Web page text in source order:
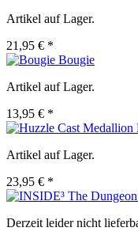
Artikel auf Lager.
21,95 € *
Bougie
Artikel auf Lager.
13,95 € *
Artikel auf Lager.
23,95 € *
Derzeit leider nicht